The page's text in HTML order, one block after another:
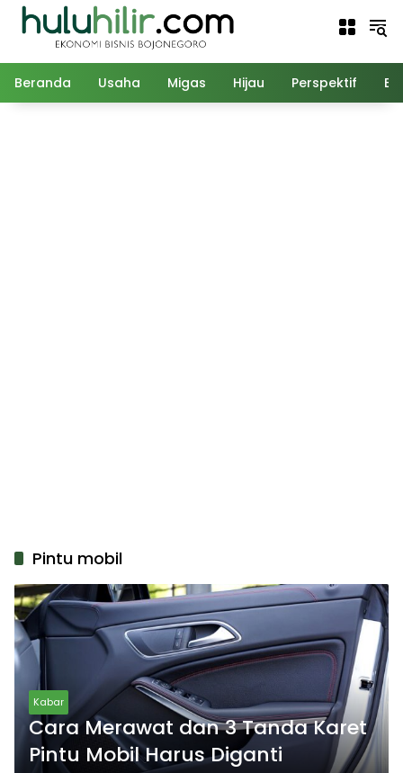
Langsung
Beranda Usaha Migas Hijau Perspektif
Pintu mobil
Kabar
Cara Merawat dan 3 Tanda Karet
Pintu Mobil Harus Diganti